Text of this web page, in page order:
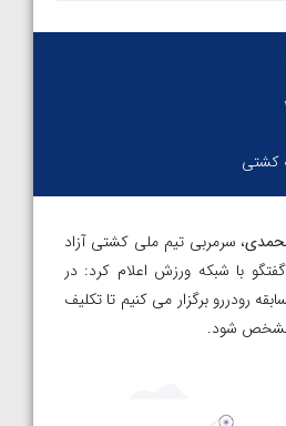
کشتی
، سرمربی تیم ملی کشتی آزاد
با شبکه ورزش اعلام کرد: در
رودررو برگزار می کنیم تا تکلیف
مشخص شود.